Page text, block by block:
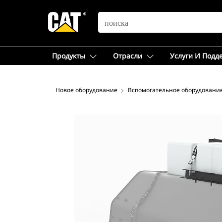
SEARCH
Продукты Отрасли Услуги И
Новое оборудование